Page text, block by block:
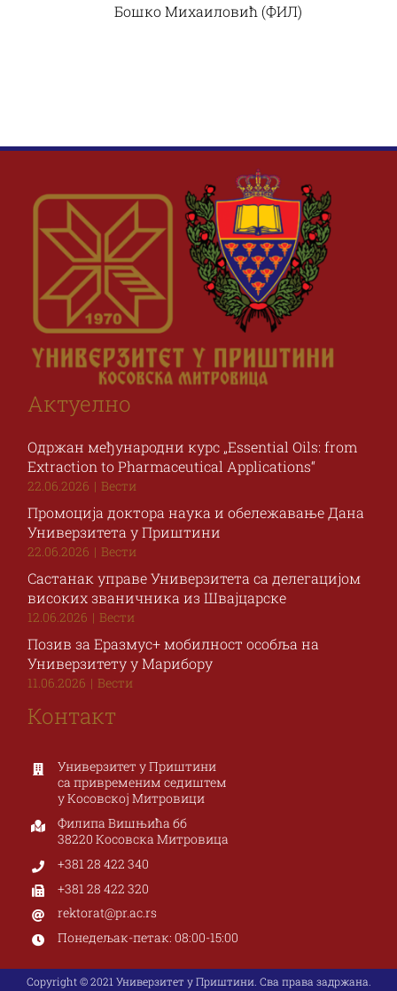
Бошко Михаиловић (ФИЛ)
Актуелно
Одржан међународни курс „Essential Oils: from
Extraction to Pharmaceutical Applications“
22.06.2026 | Вести
Промоција доктора наука и обележавање Дана
Универзитета у Приштини
22.06.2026 | Вести
Састанак управе Универзитета са делегацијом
високих званичника из Швајцарске
12.06.2026 | Вести
Позив за Еразмус+ мобилност особља на
Универзитету у Марибору
11.06.2026 | Вести
Контакт
Универзитет у Приштини
са привременим седиштем
у Косовској Митровици
Филипа Вишњића бб
38220 Косовска Митровица
+381 28 422 340
+381 28 422 320
rektorat@pr.ac.rs
Понедељак-петак: 08:00-15:00
Copyright © 2021 Универзитет у Приштини. Сва права задржана.